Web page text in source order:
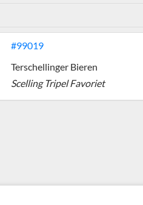
#99019
Terschellinger Bieren
Scelling Tripel Favoriet